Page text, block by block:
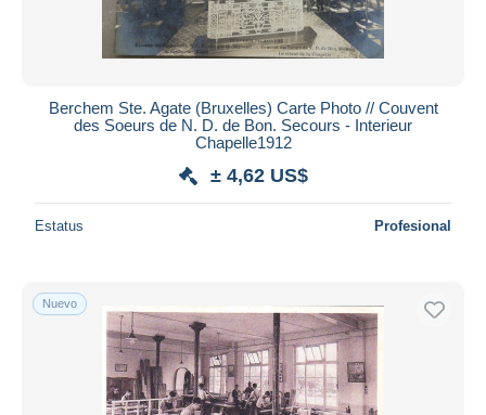
Berchem Ste. Agate (Bruxelles) Carte Photo // Couvent
des Soeurs de N. D. de Bon. Secours - Interieur
Chapelle1912
± 4,62 US$
Estatus Profesional
Nuevo